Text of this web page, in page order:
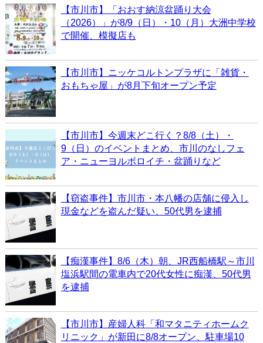
【市川市】「おおす納涼盆踊り大会
（2026）」が8/9（日）・10（月）大洲中学校
で開催、模擬店も
【市川市】ニッケコルトンプラザに「雑貨・
おもちゃ屋」が8月下旬オープン予定
【市川市】今週末どこ行く？8/8（土）・
9（日）のイベントまとめ、市川のなしフェ
ア・ニューヨルボロイチ・盆踊りなど
【窃盗事件】市川市・本八幡の店舗に侵入し
現金などを盗んだ疑い、50代男を逮捕
【痴漢事件】8/6（木）朝、JR西船橋駅～市川
塩浜駅間の電車内で20代女性に痴漢、50代男
を逮捕
【市川市】産婦人科「和マタニティホームク
リニック」が新田に8/8オープン、駐車場10